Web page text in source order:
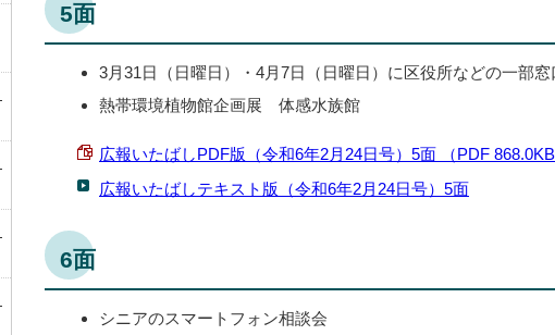
5面
3月31日（日曜日）・4月7日（日曜日）に区役所などの一部
熱帯環境植物館企画展 体感水族館
広報いたばしPDF版（令和6年2月24日号）5面 （PDF 868.0KB
広報いたばしテキスト版（令和6年2月24日号）5面
6面
シニアのスマートフォン相談会